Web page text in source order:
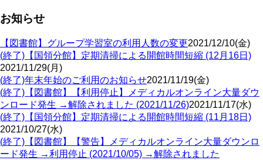
お知らせ
【図書館】グループ学習室の利用人数の変更2021/12/10(金)
(終了)【国領分館】定期清掃による開館時間短縮 (12月16日)
2021/11/29(月)
(終了)年末年始のご利用のお知らせ2021/11/19(金)
(終了)【図書館】【利用停止】メディカルオンライン大量ダウ
ンロード発生 →解除されました (2021/11/26)2021/11/17(水)
(終了)【国領分館】定期清掃による開館時間短縮 (11月18日)
2021/10/27(水)
(終了)【図書館】【警告】メディカルオンライン大量ダウンロ
ード発生 →利用停止 (2021/10/05) →解除されました